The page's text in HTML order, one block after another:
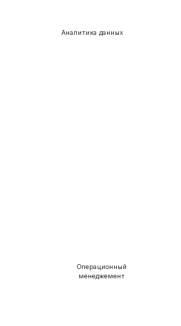
Аналитика данных
Операционный
менеджемент